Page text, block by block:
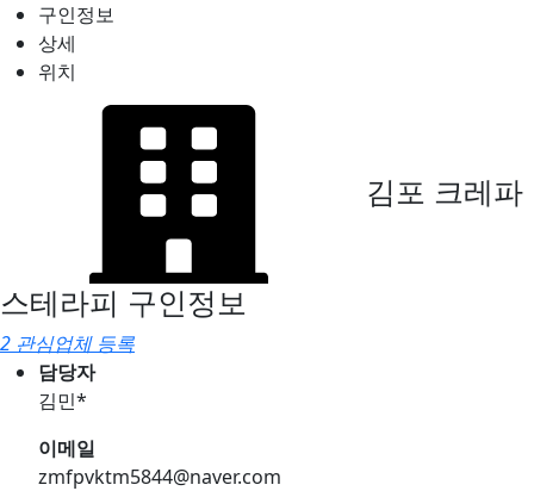
구인정보
상세
위치
김포 크레파
스테라피 구인정보
2 관심업체 등록
담당자
김민*
이메일
zmfpvktm5844@naver.com